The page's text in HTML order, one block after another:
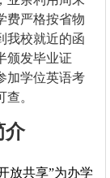
费严格按省物
我校就近的函
颁发毕业证
加学位英语考
。
介
放共享”为办学